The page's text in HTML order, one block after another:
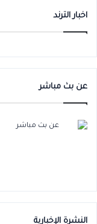
اخبار الترند
عن بث مباشر
النشرة الإخبارية